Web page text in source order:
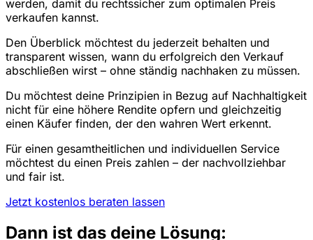
werden, damit du rechtssicher zum optimalen Preis
verkaufen kannst.
Den Überblick möchtest du jederzeit behalten und
transparent wissen, wann du erfolgreich den Verkauf
abschließen wirst – ohne ständig nachhaken zu müssen.
Du möchtest deine Prinzipien in Bezug auf Nachhaltigkeit
nicht für eine höhere Rendite opfern und gleichzeitig
einen Käufer finden, der den wahren Wert erkennt.
Für einen gesamtheitlichen und individuellen Service
möchtest du einen Preis zahlen – der nachvollziehbar
und fair ist.
Jetzt kostenlos beraten lassen
Dann ist das deine Lösung: